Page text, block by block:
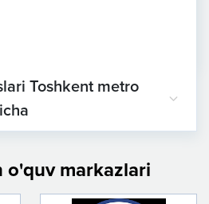
Toshkent metro
o'quv markazlari